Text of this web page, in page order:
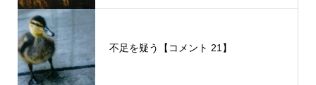
不足を疑う【コメント 21】